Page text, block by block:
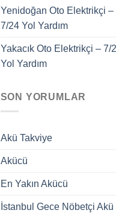
Yenidoğan Oto Elektrikçi –
7/24 Yol Yardım
Yakacık Oto Elektrikçi – 7/
Yol Yardım
SON YORUMLAR
Akü Takviye
Akücü
En Yakın Akücü
İstanbul Gece Nöbetçi Akü